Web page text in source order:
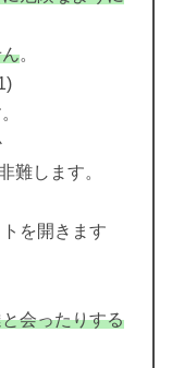
。
難します。
を開きます
会ったりする